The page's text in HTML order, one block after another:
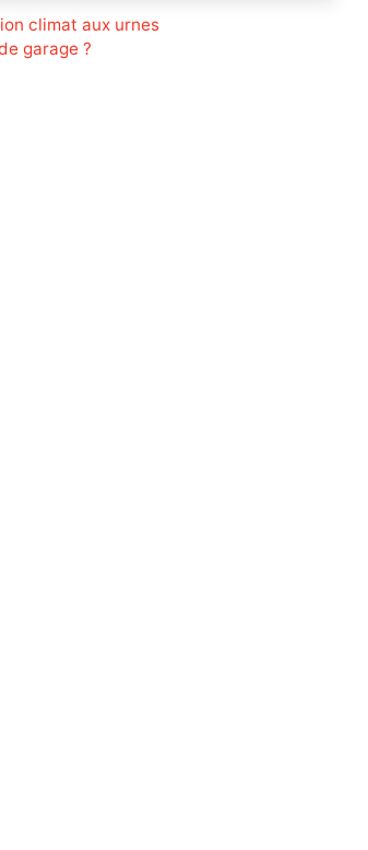
climat aux urnes
garage ?